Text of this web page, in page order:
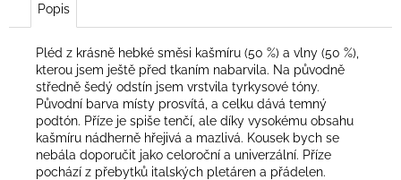
Popis
Pléd z krásně hebké směsi kašmíru (50 %) a vlny (50 %),
kterou jsem ještě před tkaním nabarvila. Na původně
středně šedý odstín jsem vrstvila tyrkysové tóny.
Původní barva místy prosvítá, a celku dává temný
podtón. Příze je spiše tenčí, ale díky vysokému obsahu
kašmíru nádherně hřejivá a mazlivá. Kousek bych se
nebála doporučit jako celoroční a univerzální. Příze
pochází z přebytků italských pletáren a přádelen.